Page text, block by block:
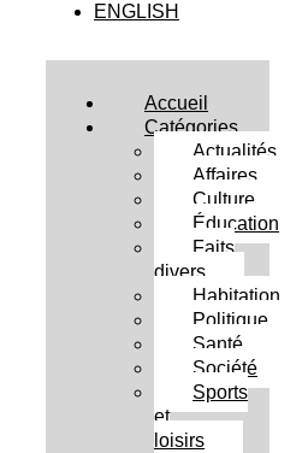
ENGLISH
Accueil
Catégories
Actualités
Affaires
Culture
Éducation
Faits
divers
Habitation
Politique
Santé
Société
Sports
et
loisirs